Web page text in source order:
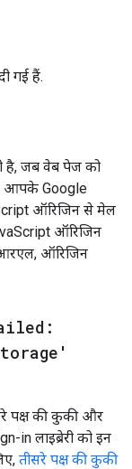
गई हैं.
है, जब वेब पेज को
आपके Google
ऑरिजिन से मेल
ऑरिजिन
ऑरिजिन
पक्ष की कुकी और
in लाइब्रेरी को इन
तीसरे पक्ष की कुकी